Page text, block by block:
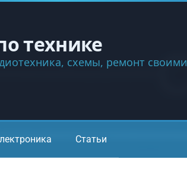
технике
схемы, ремонт своими
Статьи